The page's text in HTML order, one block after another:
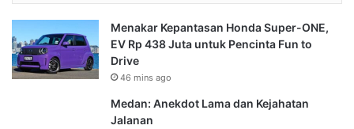
Menakar Kepantasan Honda Super-ONE,
EV Rp 438 Juta untuk Pencinta Fun to
Drive
46 mins ago
Medan: Anekdot Lama dan Kejahatan
Jalanan